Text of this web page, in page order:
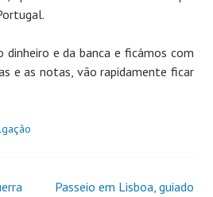
dinheiro e da banca e ficámos com
e as notas, vão rapidamente ficar
Passeio em Lisboa, guiado